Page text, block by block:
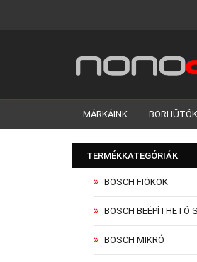
MÁRKÁINK BORHŰTŐK
TERMÉKKATEGÓRIÁK
BOSCH FIÓKOK
BOSCH BEÉPÍTHETŐ
BOSCH MIKRÓ